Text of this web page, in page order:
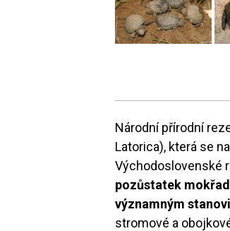
Národní přírodní
Latorica), která se
Východoslovenské
pozůstatek
významným
stromové a